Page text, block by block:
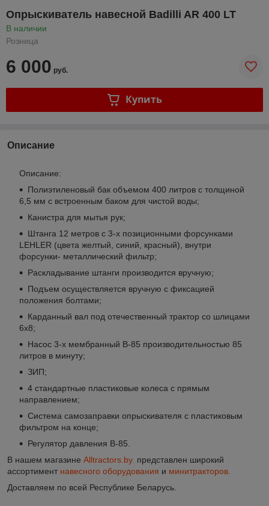
Опрыскиватель навесной Badilli AR 400 LT
В наличии
Розница
6 000 руб.
Купить
Описание
Описание:
Полиэтиленовый бак объемом 400 литров с толщиной
6,5 мм с встроенным баком для чистой воды;
Канистра для мытья рук;
Штанга 12 метров с 3-х позиционными форсунками
LEHLER (цвета желтый, синий, красный), внутри
форсунки- металлический фильтр;
Раскладывание штанги производится вручную;
Подъем осуществляется вручную с фиксацией
положения болтами;
Карданный вал под отечественный трактор со шлицами
6x8;
Насос 3-х мембранный B-85 производительностью 85
литров в минуту;
ЗИП;
4 стандартные пластиковые колеса с прямым
направлением;
Система самозаправки опрыскивателя с пластиковым
фильтром на конце;
Регулятор давления B-85.
В нашем магазине Alltractors.by. представлен широкий
ассортимент навесного оборудования и минитракторов.
Доставляем по всей Республике Беларусь.